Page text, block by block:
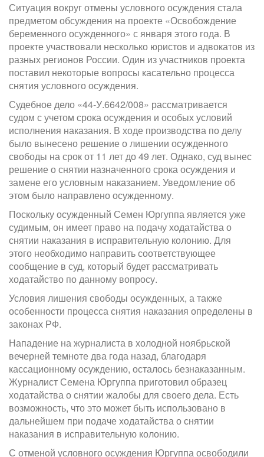
Ситуация вокруг отмены условного осуждения стала
предметом обсуждения на проекте «Освобождение
беременного осужденного» с января этого года. В
проекте участвовали несколько юристов и адвокатов из
разных регионов России. Один из участников проекта
поставил некоторые вопросы касательно процесса
снятия условного осуждения.
Судебное дело «44-У.6642/008» рассматривается
судом с учетом срока осуждения и особых условий
исполнения наказания. В ходе производства по делу
было вынесено решение о лишении осужденного
свободы на срок от 11 лет до 49 лет. Однако, суд вынес
решение о снятии назначенного срока осуждения и
замене его условным наказанием. Уведомление об
этом было направлено осужденному.
Поскольку осужденный Семен Юргуппа является уже
судимым, он имеет право на подачу ходатайства о
снятии наказания в исправительную колонию. Для
этого необходимо направить соответствующее
сообщение в суд, который будет рассматривать
ходатайство по данному вопросу.
Условия лишения свободы осужденных, а также
особенности процесса снятия наказания определены в
законах РФ.
Нападение на журналиста в холодной ноябрьской
вечерней темноте два года назад, благодаря
кассационному осуждению, осталось безнаказанным.
Журналист Семена Юргуппа приготовил образец
ходатайства о снятии жалобы для своего дела. Есть
возможность, что это может быть использовано в
дальнейшем при подаче ходатайства о снятии
наказания в исправительную колонию.
С отменой условного осуждения Юргуппа освободили